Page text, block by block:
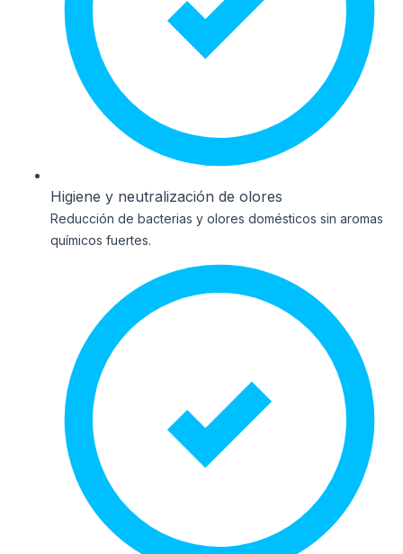
Higiene y neutralización de olores
Reducción de bacterias y olores domésticos sin aromas
químicos fuertes.